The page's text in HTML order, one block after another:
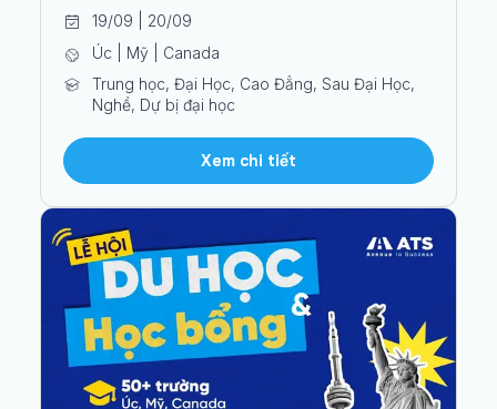
19/09 | 20/09
Úc | Mỹ | Canada
Trung học, Đại Học, Cao Đẳng, Sau Đại Học,
Nghề, Dự bị đại học
Xem chi tiết